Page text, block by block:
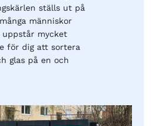
ställs ut på
människor
mycket
för dig att sortera
glas på en och